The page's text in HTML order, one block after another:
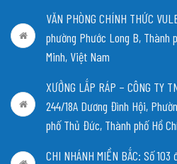
VĂN PHÒNG CHÍNH THỨC
phường Phước Long B, Thành
Minh, Việt Nam
XƯỞNG LẮP RÁP – CÔNG TY
244/18A Dương Đình Hội,
phố Thủ Đức, Thành phố Hồ
CHI NHÁNH MIỀN BẮC: Số 103